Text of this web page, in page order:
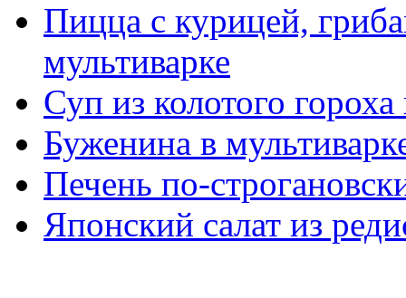
Пицца с курицей,
мультиварке
Суп из колотого
Буженина в
Печень по-
Японский салат из